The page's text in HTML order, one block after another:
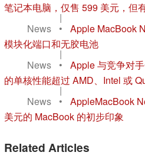
笔记本电脑，仅售 599 美元，但
|
News
•
Apple MacBook
模块化端口和无胶电池
|
News
•
Apple 与竞争对
的单核性能超过 AMD、Intel 或
|
News
•
AppleMacBook
美元的 MacBook 的初步印象
Related Articles